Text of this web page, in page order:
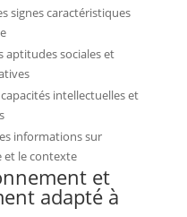
signes caractéristiques
aptitudes sociales et
intellectuelles et
informations sur
et le contexte
et
adapté à